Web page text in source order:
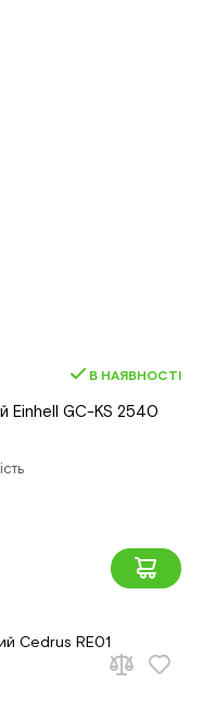
В НАЯВНОСТІ
Einhell GC-KS 2540